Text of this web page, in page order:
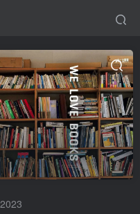
2023